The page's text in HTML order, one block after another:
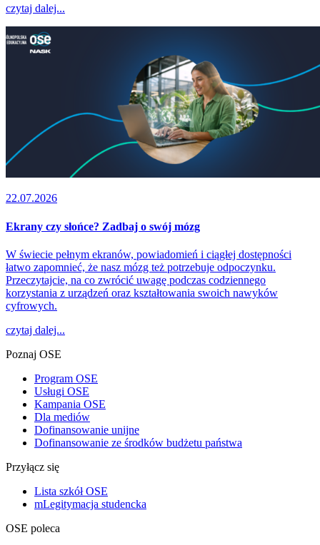
czytaj dalej...
22.07.2026
Ekrany czy słońce? Zadbaj o swój mózg
W świecie pełnym ekranów, powiadomień i ciągłej dostępności
łatwo zapomnieć, że nasz mózg też potrzebuje odpoczynku.
Przeczytajcie, na co zwrócić uwagę podczas codziennego
korzystania z urządzeń oraz kształtowania swoich nawyków
cyfrowych.
czytaj dalej...
Poznaj OSE
Program OSE
Usługi OSE
Kampania OSE
Dla mediów
Dofinansowanie unijne
Dofinansowanie ze środków budżetu państwa
Przyłącz się
Lista szkół OSE
mLegitymacja studencka
OSE poleca